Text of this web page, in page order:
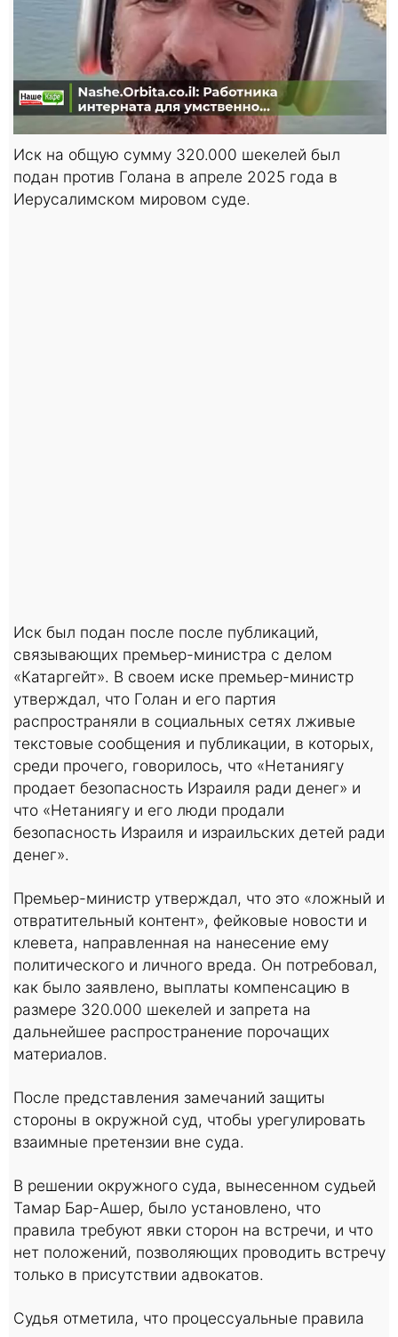
Иск на общую сумму 320.000 шекелей был
подан против Голана в апреле 2025 года в
Иерусалимском мировом суде.
Иск был подан после после публикаций,
связывающих премьер-министра с делом
«Катаргейт». В своем иске премьер-министр
утверждал, что Голан и его партия
распространяли в социальных сетях лживые
текстовые сообщения и публикации, в которых,
среди прочего, говорилось, что «Нетаниягу
продает безопасность Израиля ради денег» и
что «Нетаниягу и его люди продали
безопасность Израиля и израильских детей ради
денег».
Премьер-министр утверждал, что это «ложный и
отвратительный контент», фейковые новости и
клевета, направленная на нанесение ему
политического и личного вреда. Он потребовал,
как было заявлено, выплаты компенсацию в
размере 320.000 шекелей и запрета на
дальнейшее распространение порочащих
материалов.
После представления замечаний защиты
стороны в окружной суд, чтобы урегулировать
взаимные претензии вне суда.
В решении окружного суда, вынесенном судьей
Тамар Бар-Ашер, было установлено, что
правила требуют явки сторон на встречи, и что
нет положений, позволяющих проводить встречу
только в присутствии адвокатов.
Судья отметила, что процессуальные правила